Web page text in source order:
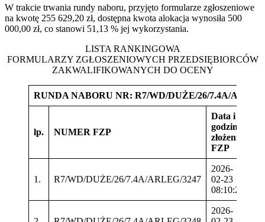
W trakcie trwania rundy naboru, przyjęto formularze zgłoszeniowe
na kwotę 255 629,20 zł, dostępna kwota alokacja wynosiła 500
000,00 zł, co stanowi 51,13 % jej wykorzystania.
LISTA RANKINGOWA
FORMULARZY ZGŁOSZENIOWYCH PRZEDSIĘBIORCÓW
ZAKWALIFIKOWANYCH DO OCENY
RUNDA NABORU NR: R7/WD/DUŻE/26/7.4A/ARLEG
lp. NUMER FZP
Data i
godzina
złożenia
FZP
1. R7/WD/DUŻE/26/7.4A/ARLEG/3247
2026-
02-23
08:10:23
2026-